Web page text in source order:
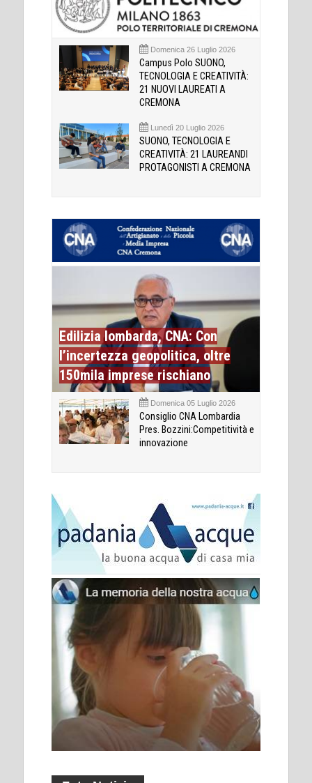
Domenica 26 Luglio 2026
Campus Polo SUONO,
TECNOLOGIA E CREATIVITÀ:
21 NUOVI LAUREATI A
CREMONA
Lunedì 20 Luglio 2026
SUONO, TECNOLOGIA E
CREATIVITÀ: 21 LAUREANDI
PROTAGONISTI A CREMONA
Edilizia lombarda, CNA: Con
l’incertezza geopolitica, oltre
150mila imprese rischiano
Domenica 05 Luglio 2026
Consiglio CNA Lombardia
Pres. Bozzini:Competitività e
innovazione